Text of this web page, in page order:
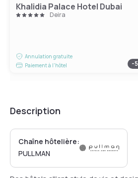
Khalidia Palace Hotel Dubai
Deira
Annulation gratuite
Paiement à l'hôtel
-
Description
Chaîne hôtelière:
PULLMAN